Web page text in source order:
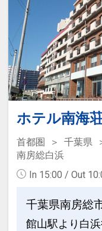
ホテル南海
首都圏 千葉県
南房総白浜
In 15:00 / Out
千葉県南房総
館山駅より白